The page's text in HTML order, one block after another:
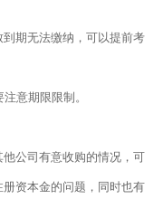
期无法缴纳，可以提前考
意期限限制。
公司有意收购的情况，可
资本金的问题，同时也有